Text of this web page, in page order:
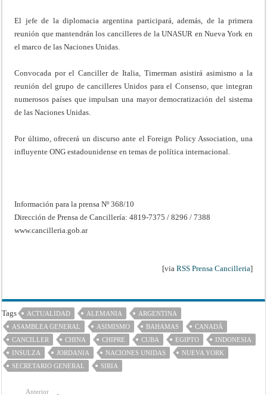
El jefe de la diplomacia argentina participará, además, de la primera
reunión que mantendrán los cancilleres de la UNASUR en Nueva York en
el marco de las Naciones Unidas.
Convocada por el Canciller de Italia, Timerman asistirá asimismo a la
reunión del grupo de cancilleres Unidos para el Consenso, que integran
numerosos países que impulsan una mayor democratización del sistema
de las Naciones Unidas.
Por último, ofrecerá un discurso ante el Foreign Policy Association, una
influyente ONG estadounidense en temas de política internacional.
Información para la prensa Nº 368/10
Dirección de Prensa de Cancillería: 4819-7375 / 8296 / 7388
www.cancilleria.gob.ar
[via RSS Prensa Cancilleria]
Tags ACTUALIDAD ALEMANIA
ARGENTINA
ASAMBLEA GENERAL
ASIMISMO BAHAMAS
CANADÁ
CANCILLER
CHINA CHIPRE CUBA EGIPTO
INDONESIA
INSULZA
JORDANIA NACIONES UNIDAS
NUEVA YORK
SECRETARIO GENERAL
SIRIA
Anterior